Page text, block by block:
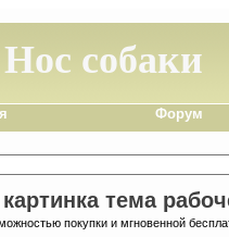
Нос собаки
Форум
тема
покупки и мгновенной